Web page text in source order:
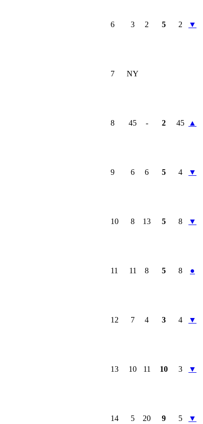
6 3 2 5 2 ▼
7 NY
8 45 - 2 45 ▲
9 6 6 5 4 ▼
10 8 13 5 8 ▼
11 11 8 5 8 ●
12 7 4 3 4 ▼
13 10 11 10 3 ▼
14 5 20 9 5 ▼